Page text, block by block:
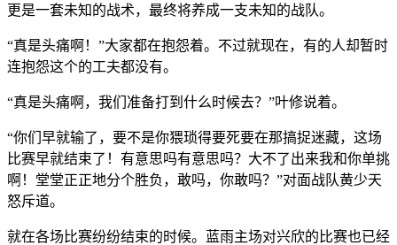
更是一套未知的战术，最终将养成一支未知的战队。
“真是头痛啊！”大家都在抱怨着。不过就现在，有的人却暂时
连抱怨这个的工夫都没有。
“真是头痛啊，我们准备打到什么时候去？”叶修说着。
“你们早就输了，要不是你猥琐得要死要在那搞捉迷藏，这场
比赛早就结束了！有意思吗有意思吗？大不了出来我和你单挑
啊！堂堂正正地分个胜负，敢吗，你敢吗？”对面战队黄少天
怒斥道。
就在各场比赛纷纷结束的时候。蓝雨主场对兴欣的比赛也已经